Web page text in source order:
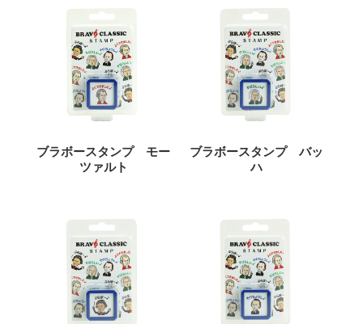
ブラボースタンプ モー
ツァルト
ブラボースタンプ バッ
ハ